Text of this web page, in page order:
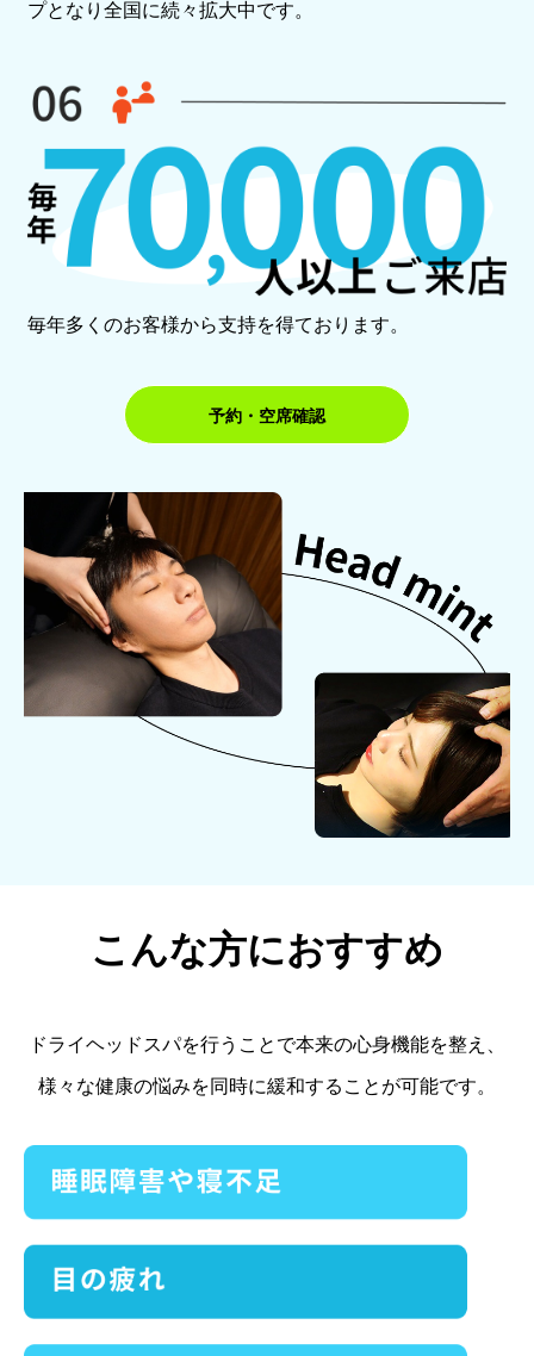
プとなり全国に続々拡大中です。
毎年多くのお客様から支持を得ております。
予約・空席確認
こんな方におすすめ
ドライヘッドスパを行うことで本来の心身機能を整え、
様々な健康の悩みを同時に緩和することが可能です。